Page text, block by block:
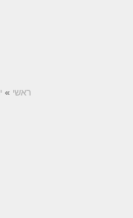
ראשי »